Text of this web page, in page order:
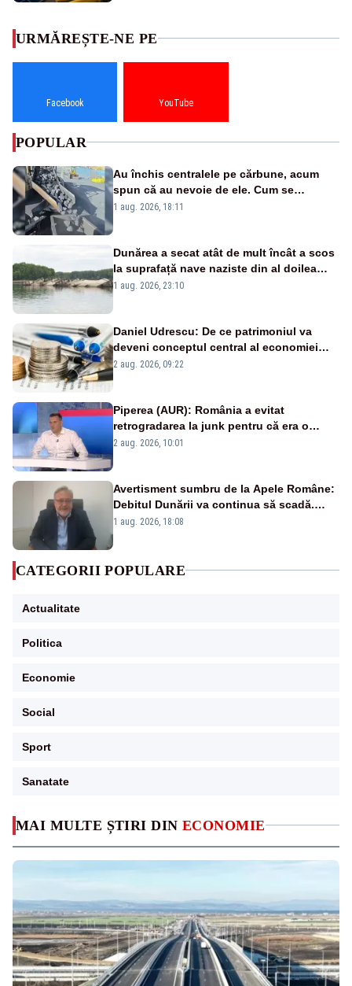
MAI MULTE ȘTIRI DIN ECONOMIE
URMĂREȘTE-NE PE
Facebook YouTube
POPULAR
Au închis centralele pe cărbune, acum
spun că au nevoie de ele. Cum se
pasează vina în plină criză energetică
1 aug. 2026, 18:11
Dunărea a secat atât de mult încât a scos
la suprafață nave naziste din al doilea
război mondial
1 aug. 2026, 23:10
Daniel Udrescu: De ce patrimoniul va
deveni conceptul central al economiei
viitoare?
2 aug. 2026, 09:22
Piperea (AUR): România a evitat
retrogradarea la junk pentru că era o
catastrofă pentru bănci și fondurile de
2 aug. 2026, 10:01
Avertisment sumbru de la Apele Române:
Debitul Dunării va continua să scadă.
Cernavodă s-ar putea închide în 4 zile
1 aug. 2026, 18:08
CATEGORII POPULARE
Actualitate
Politica
Economie
Social
Sport
Sanatate